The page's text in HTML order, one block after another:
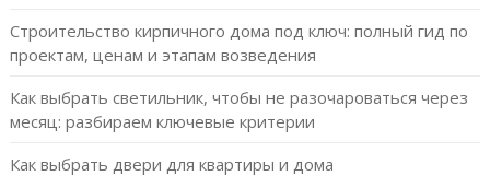
Строительство кирпичного дома под ключ: полный гид по
проектам, ценам и этапам возведения
Как выбрать светильник, чтобы не разочароваться через
месяц: разбираем ключевые критерии
Как выбрать двери для квартиры и дома